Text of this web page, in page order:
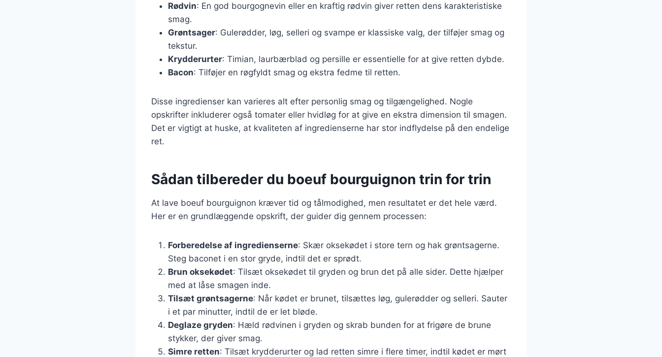
Rødvin: En god bourgognevin eller en kraftig rødvin giver retten dens karakteristiske
smag.
Grøntsager: Gulerødder, løg, selleri og svampe er klassiske valg, der tilføjer smag og
tekstur.
Krydderurter: Timian, laurbærblad og persille er essentielle for at give retten dybde.
Bacon: Tilføjer en røgfyldt smag og ekstra fedme til retten.
Disse ingredienser kan varieres alt efter personlig smag og tilgængelighed. Nogle
opskrifter inkluderer også tomater eller hvidløg for at give en ekstra dimension til smagen.
Det er vigtigt at huske, at kvaliteten af ingredienserne har stor indflydelse på den endelige
ret.
Sådan tilbereder du boeuf bourguignon trin for trin
At lave boeuf bourguignon kræver tid og tålmodighed, men resultatet er det hele værd.
Her er en grundlæggende opskrift, der guider dig gennem processen:
Forberedelse af ingredienserne: Skær oksekødet i store tern og hak grøntsagerne.
Steg baconet i en stor gryde, indtil det er sprødt.
Brun oksekødet: Tilsæt oksekødet til gryden og brun det på alle sider. Dette hjælper
med at låse smagen inde.
Tilsæt grøntsagerne: Når kødet er brunet, tilsættes løg, gulerødder og selleri. Sauter
i et par minutter, indtil de er let bløde.
Deglaze gryden: Hæld rødvinen i gryden og skrab bunden for at frigøre de brune
stykker, der giver smag.
Simre retten: Tilsæt krydderurter og lad retten simre i flere timer, indtil kødet er mørt